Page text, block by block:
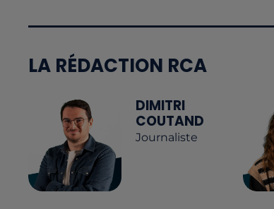
LA RÉDACTION RCA
DIMITRI
COUTAND
Journaliste